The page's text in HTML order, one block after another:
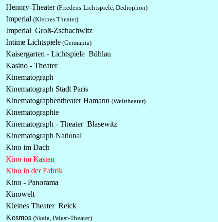
Hennry-Theater (Friedens-Lichtspiele, Dedrophon)
Imperial (Kleines Theater)
Imperial Groß-Zschachwitz
Intime Lichtspiele (Germania)
Kaisergarten - Lichtspiele Bühlau
Kasino - Theater
Kinematograph
Kinematograph Stadt Paris
Kinematographentheater Hamann (Welttheater)
Kinematographie
Kinematograph - Theater Blasewitz
Kinematograph National
Kino im Dach
Kino im Kasten
Kino in der Fabrik
Kino - Panorama
Kinowelt
Kleines Theater Reick
Kosmos (Skala, Palast-Theater)